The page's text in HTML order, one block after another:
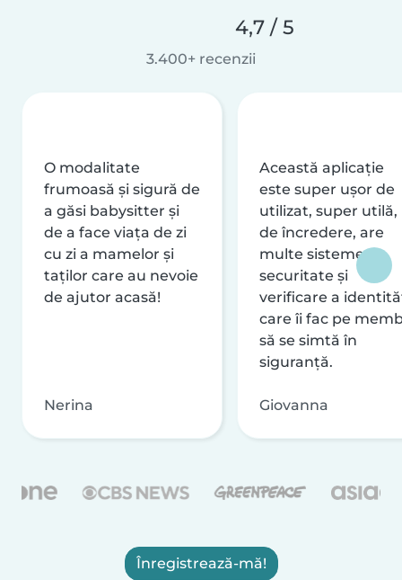
4,7 / 5
3.400+ recenzii
O modalitate
frumoasă și sigură de
a găsi babysitter și
de a face viața de zi
cu zi a mamelor și
taților care au nevoie
de ajutor acasă!
Nerina
Această aplicație
este super ușor de
utilizat, super utilă,
de încredere, are
multe sisteme de
securitate și
verificare a
care îi fac pe
să se simtă în
siguranță.
Giovanna
Înregistrează-mă!